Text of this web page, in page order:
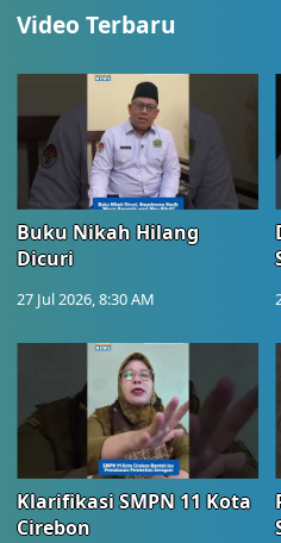
Video Terbaru
Buku Nikah Hilang
Dicuri
27 Jul 2026, 8:30 AM
Klarifikasi SMPN 11 Kota
Cirebon